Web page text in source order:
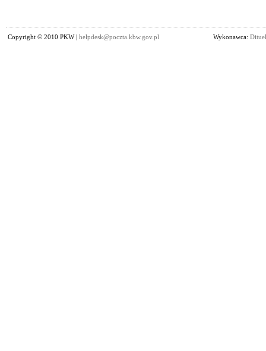
Copyright © 2010 PKW | helpdesk@poczta.kbw.gov.pl Wykonawca: